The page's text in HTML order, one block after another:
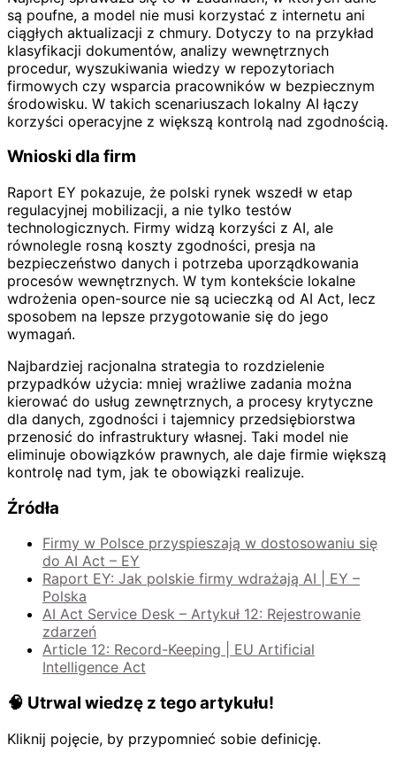
są poufne, a model nie musi korzystać z internetu ani
ciągłych aktualizacji z chmury. Dotyczy to na przykład
klasyfikacji dokumentów, analizy wewnętrznych
procedur, wyszukiwania wiedzy w repozytoriach
firmowych czy wsparcia pracowników w bezpiecznym
środowisku. W takich scenariuszach lokalny AI łączy
korzyści operacyjne z większą kontrolą nad zgodnością.
Wnioski dla firm
Raport EY pokazuje, że polski rynek wszedł w etap
regulacyjnej mobilizacji, a nie tylko testów
technologicznych. Firmy widzą korzyści z AI, ale
równolegle rosną koszty zgodności, presja na
bezpieczeństwo danych i potrzeba uporządkowania
procesów wewnętrznych. W tym kontekście lokalne
wdrożenia open-source nie są ucieczką od AI Act, lecz
sposobem na lepsze przygotowanie się do jego
wymagań.
Najbardziej racjonalna strategia to rozdzielenie
przypadków użycia: mniej wrażliwe zadania można
kierować do usług zewnętrznych, a procesy krytyczne
dla danych, zgodności i tajemnicy przedsiębiorstwa
przenosić do infrastruktury własnej. Taki model nie
eliminuje obowiązków prawnych, ale daje firmie większą
kontrolę nad tym, jak te obowiązki realizuje.
Źródła
Firmy w Polsce przyspieszają w dostosowaniu się
do AI Act – EY
Raport EY: Jak polskie firmy wdrażają AI | EY –
Polska
AI Act Service Desk – Artykuł 12: Rejestrowanie
zdarzeń
Article 12: Record-Keeping | EU Artificial
Intelligence Act
🧠 Utrwal wiedzę z tego artykułu!
Kliknij pojęcie, by przypomnieć sobie definicję.